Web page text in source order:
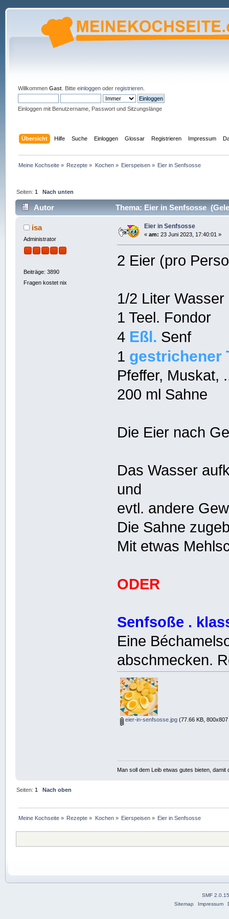
Willkommen Gast. Bitte einloggenoder registrieren.
Einloggen mit Benutzername, Passwort und Sitzungslänge
Übersicht Hilfe Suche Einloggen Glossar Registrieren Impressum
Meine Kochseite » Rezepte » Kochen» Eierspeisen » Eier in Senfsosse
Seiten:1 Nach unten
Autor Thema: Eier in Senfsosse
isa
Administrator
Beiträge: 3890
Fragen kostet nix
Eier in Senfsosse
« am: 23 Juni 2023, 17:40:01 »
2 Eier (pro
1/2 Liter Wasser
1 Teel. Fondor
4 Eßl. Senf
1 gestrichener
Pfeffer, Muskat,
200 ml Sahne
Die Eier nach
Das Wasser
und
evtl. andere
Die Sahne
Mit etwas
ODER
Senfsoße .
Eine
abschmecken.
eier-in-senfsosse.jpg(77.66 KB,
Man soll dem Leib etwas gutes bieten,
Seiten:1 Nach oben
Meine Kochseite » Rezepte » Kochen» Eierspeisen » Eier in Senfsosse
SMF
Sitemap
Impressum